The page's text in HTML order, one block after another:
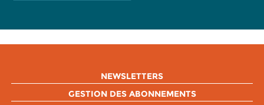
NEWSLETTERS
GESTION DES ABONNEMENTS